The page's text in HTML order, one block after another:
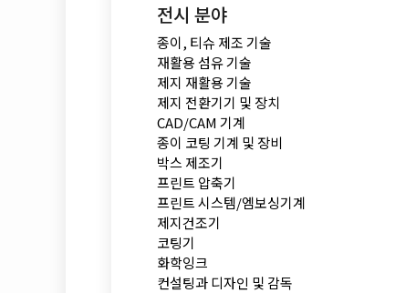
전시 분야
종이, 티슈 제조 기술
재활용 섬유 기술
제지 재활용 기술
제지 전환기기 및 장치
CAD/CAM 기계
종이 코팅 기계 및 장비
박스 제조기
프린트 압축기
프린트 시스템/엠보싱기계
제지건조기
코팅기
화학잉크
컨설팅과 디자인 및 감독